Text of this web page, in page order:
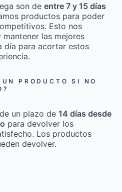
son de entre 7 y 15 días
productos para poder
Esto nos
las mejores
día para acortar estos
UN PRODUCTO SI NO
un plazo de 14 días desde
para devolver los
Los productos
devolver.